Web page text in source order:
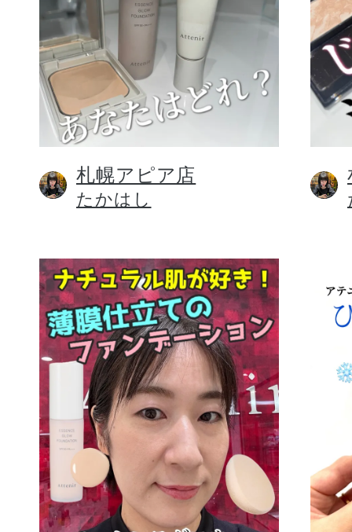
メイクアップ
健康食品／サプ
ファッション
ギフト
札幌アピア店
たかはし